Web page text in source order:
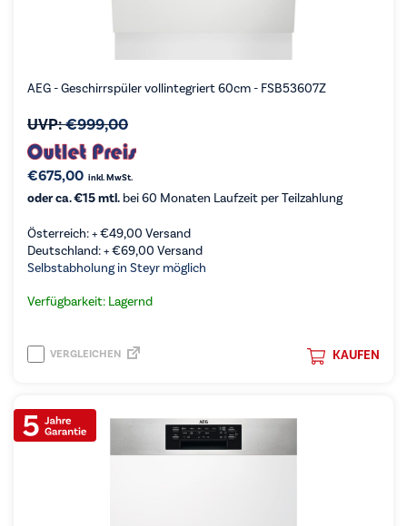
AEG - Geschirrspüler vollintegriert 60cm - FSB53607Z
UVP:€999,00
€675,00 inkl. MwSt.
oder ca. €15 mtl. bei 60 Monaten Laufzeit per Teilzahlung
Österreich: +€49,00 Versand
Deutschland: +€69,00 Versand
Selbstabholung in Steyr möglich
Verfügbarkeit: Lagernd
KAUFEN
VERGLEICHEN